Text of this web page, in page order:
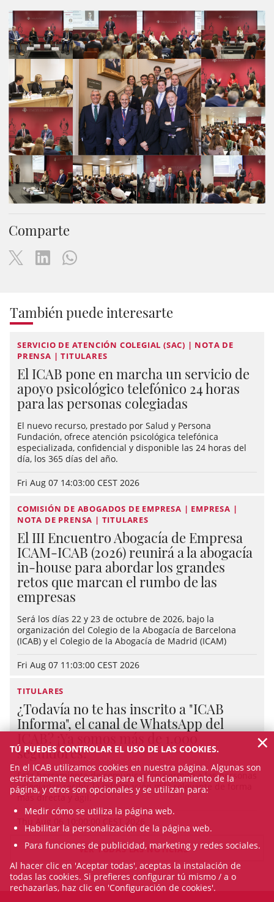
Comparte
También puede interesarte
SERVICIO DE ATENCIÓN COLEGIAL (SAC) | NOTA DE
PRENSA | TITULARES
El ICAB pone en marcha un servicio de
apoyo psicológico telefónico 24 horas
para las personas colegiadas
El nuevo recurso, prestado por Salud y Persona
Fundación, ofrece atención psicológica telefónica
especializada, confidencial y disponible las 24 horas del
día, los 365 días del año.
Fri Aug 07 14:03:00 CEST 2026
COMISIÓN DE ABOGADOS DE EMPRESA | EMPRESA |
NOTA DE PRENSA | TITULARES
El III Encuentro Abogacía de Empresa
ICAM-ICAB (2026) reunirá a la abogacía
in-house para abordar los grandes
retos que marcan el rumbo de las
empresas
Será los días 22 y 23 de octubre de 2026, bajo la
organización del Colegio de la Abogacía de Barcelona
(ICAB) y el Colegio de la Abogacía de Madrid (ICAM)
Fri Aug 07 11:03:00 CEST 2026
TITULARES
¿Todavía no te has inscrito a "ICAB
Informa", el canal de WhatsApp del
seguidores!
Esta herramienta de comunicación permite a las personas
colegiadas recibir la información más relevante de forma
más directa y ágil.
VER TODAS LAS NOTICIAS
TÚ PUEDES CONTROLAR EL USO DE LAS COOKIES.
En el ICAB utilizamos cookies en nuestra página. Algunas son
estrictamente necesarias para el funcionamiento de la
página, y otros son opcionales y se utilizan para:
Medir cómo se utiliza la página web.
Habilitar la personalización de la página web.
Para funciones de publicidad, marketing y redes sociales.
Al hacer clic en 'Aceptar todas', aceptas la instalación de
todas las cookies. Si prefieres configurar tú mismo / a o
rechazarlas, haz clic en 'Configuración de cookies'.
×